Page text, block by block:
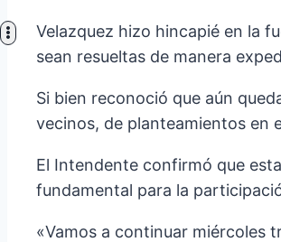
Velazquez hizo hincapié en la
sean resueltas de manera
Si bien reconoció que aún
vecinos, de planteamientos en
El Intendente confirmó que
fundamental para la
«Vamos a continuar miércoles